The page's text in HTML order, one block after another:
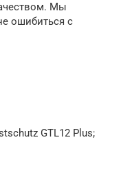
Мы
ошибиться с
GTL12 Plus;